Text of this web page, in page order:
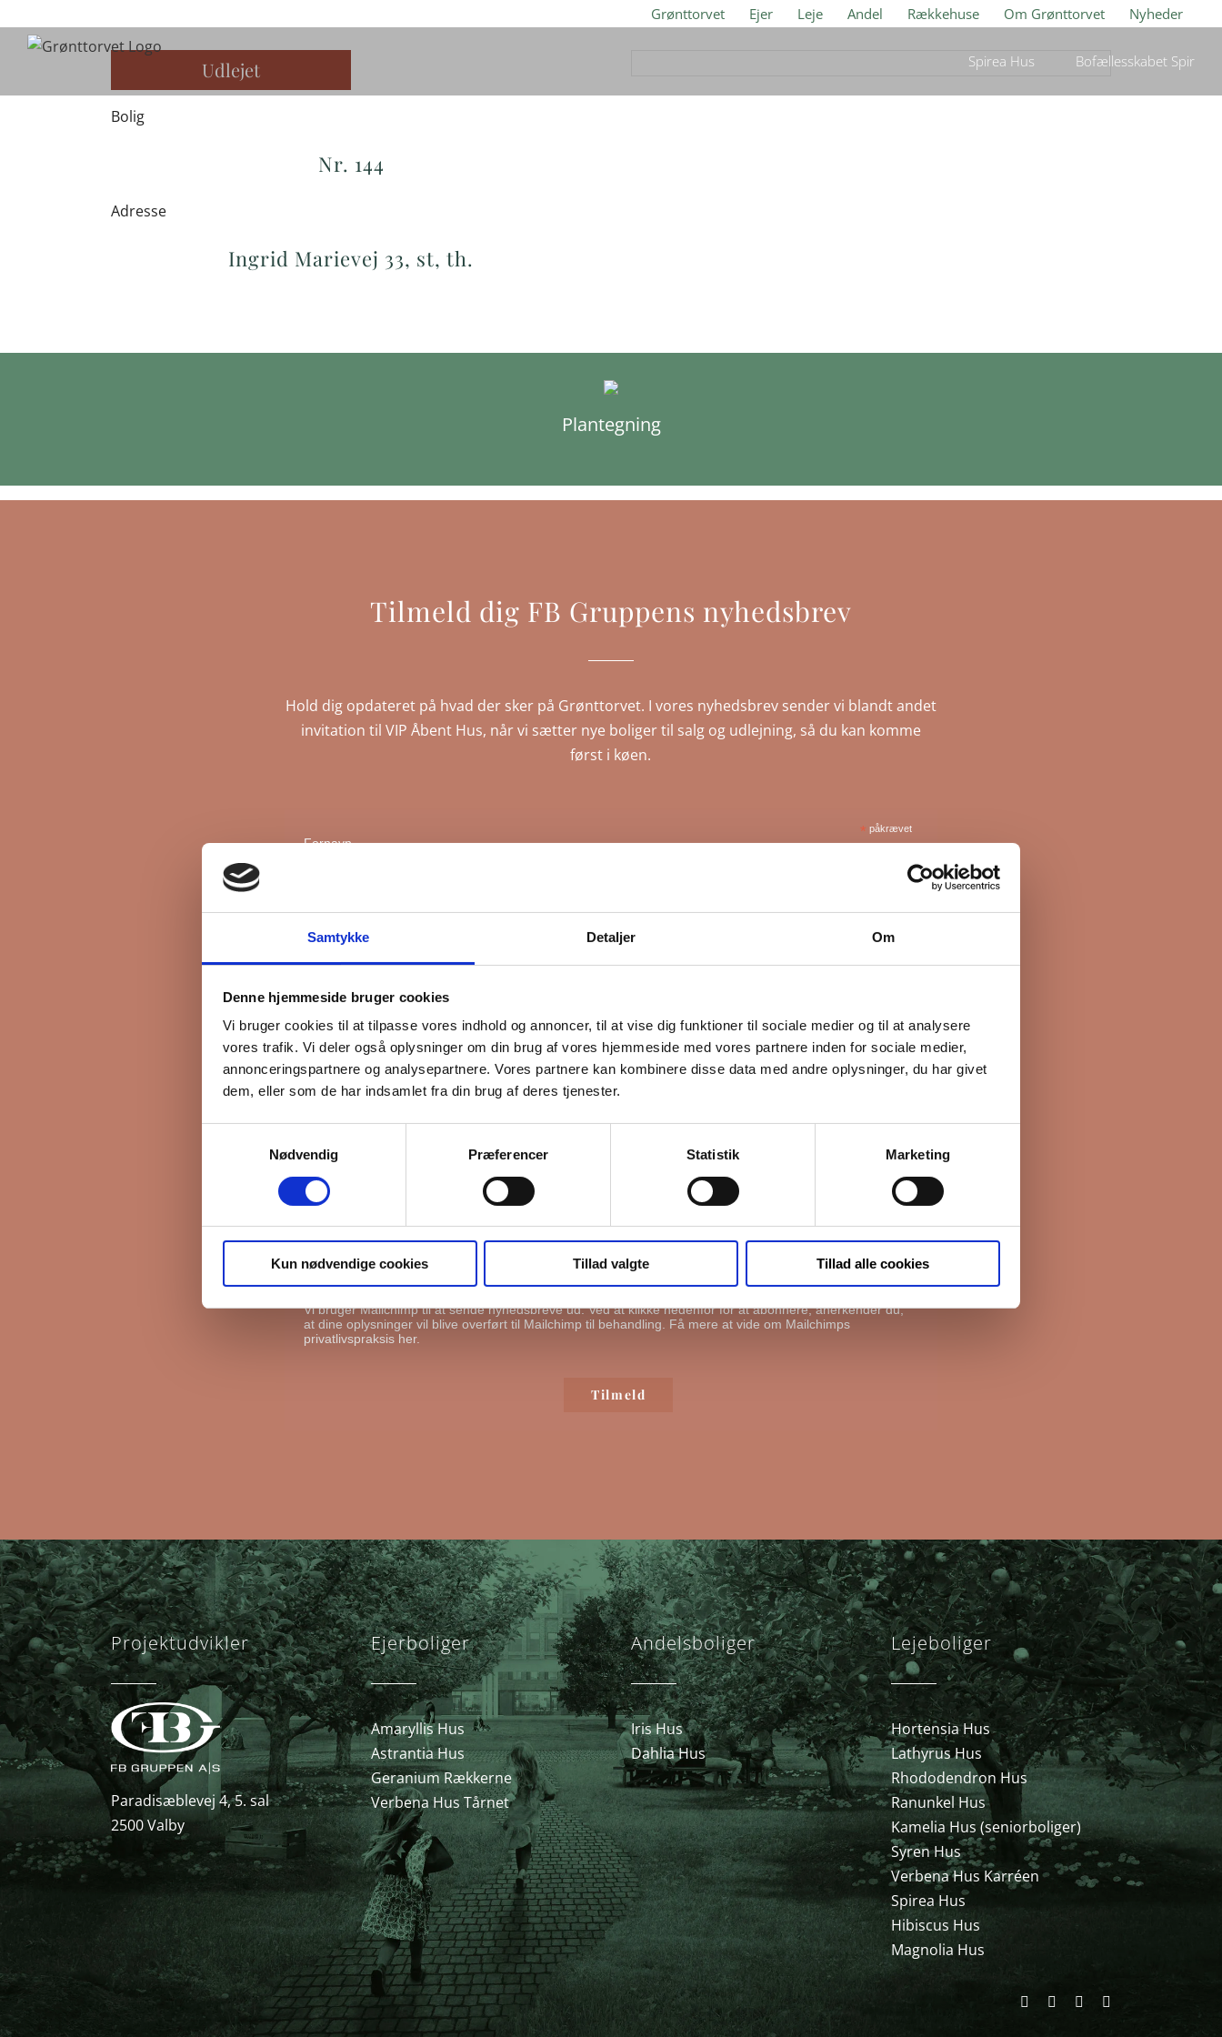
Samtykke Detaljer Om
Denne hjemmeside bruger cookies
Vi bruger cookies til at tilpasse vores indhold og annoncer, til at vise dig funktioner til sociale medier og til at analysere
vores trafik. Vi deler også oplysninger om din brug af vores hjemmeside med vores partnere inden for sociale medier,
annonceringspartnere og analysepartnere. Vores partnere kan kombinere disse data med andre oplysninger, du har givet
dem, eller som de har indsamlet fra din brug af deres tjenester.
Nødvendig
Præferencer Statistik Marketing
Kun nødvendige cookies Tillad valgte Tillad alle cookies
Grønttorvet Ejer Leje Andel Rækkehuse Om Grønttorvet Nyheder
Spirea Hus Bofællesskabet Spir
Udlejet
Bolig
Nr. 144
Adresse
Ingrid Marievej 33, st, th.
Plantegning
Tilmeld dig FB Gruppens nyhedsbrev
Hold dig opdateret på hvad der sker på Grønttorvet. I vores nyhedsbrev sender vi blandt andet
invitation til VIP Åbent Hus, når vi sætter nye boliger til salg og udlejning, så du kan komme
først i køen.
* påkrævet
Fornavn
Efternavn
*
Ejerboliger
Markedsføringstilladelse
FB Gruppen vil bruge din information til at kontakte dig i forbindelse med nyheder - og nye boliger. Før vi
kan gøre det, skal du bekræfte, at vi gerne må sende dig emails.Du kan læse vores privatlivspolitik her.
I må gerne sende mig emails
Vi bruger Mailchimp til at sende nyhedsbreve ud. Ved at klikke nedenfor for at abonnere, anerkender du,
at dine oplysninger vil blive overført til Mailchimp til behandling. Få mere at vide om Mailchimps
privatlivspraksis her.
Projektudvikler
Paradisæblevej 4, 5. sal
2500 Valby
Ejerboliger
Amaryllis Hus
Astrantia Hus
Geranium Rækkerne
Verbena Hus Tårnet
Andelsboliger
Iris Hus
Dahlia Hus
Lejeboliger
Hortensia Hus
Lathyrus Hus
Rhododendron Hus
Ranunkel Hus
Kamelia Hus (seniorboliger)
Syren Hus
Verbena Hus Karréen
Spirea Hus
Hibiscus Hus
Magnolia Hus